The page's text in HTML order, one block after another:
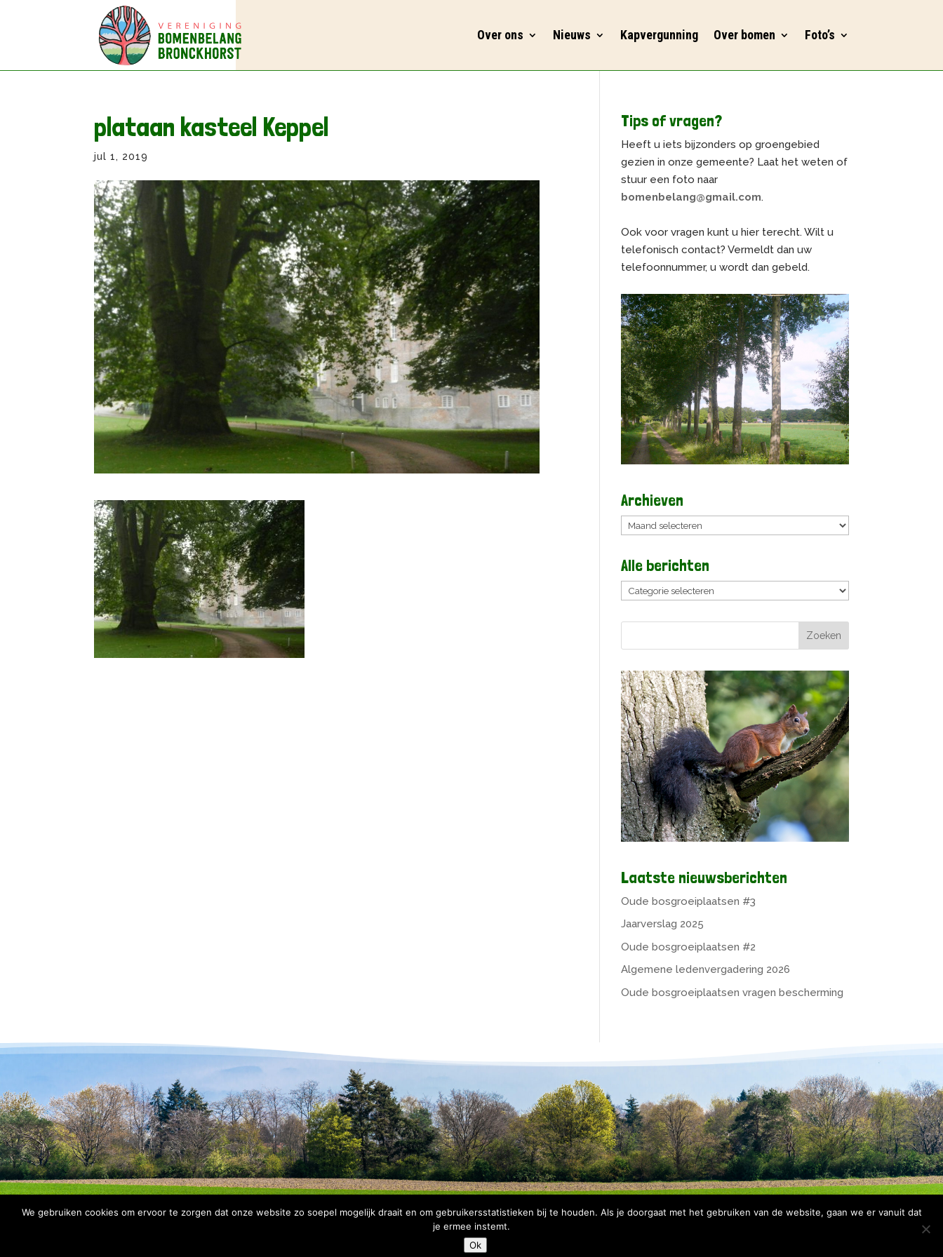
Over ons Nieuws Kapvergunning Over bomen Foto’s
plataan kasteel Keppel
jul 1, 2019
Tips of vragen?
Heeft u iets bijzonders op groengebied
gezien in onze gemeente? Laat het weten of
stuur een foto naar
bomenbelang@gmail.com.
Ook voor vragen kunt u hier terecht. Wilt u
telefonisch contact? Vermeldt dan uw
telefoonnummer, u wordt dan gebeld.
Archieven
Archieven
Alle berichten
Alle
Laatste nieuwsberichten
Oude bosgroeiplaatsen #3
Jaarverslag 2025
Oude bosgroeiplaatsen #2
Algemene ledenvergadering 2026
Oude bosgroeiplaatsen vragen bescherming
© 2026 Copyright Bomenbelang Bronckhorst |
We gebruiken cookies om ervoor te zorgen dat onze website zo soepel mogelijk draait en om gebruikersstatistieken bij te houden. Als je doorgaat met het gebruiken van de website, gaan we er vanuit dat
je ermee instemt.
Ok